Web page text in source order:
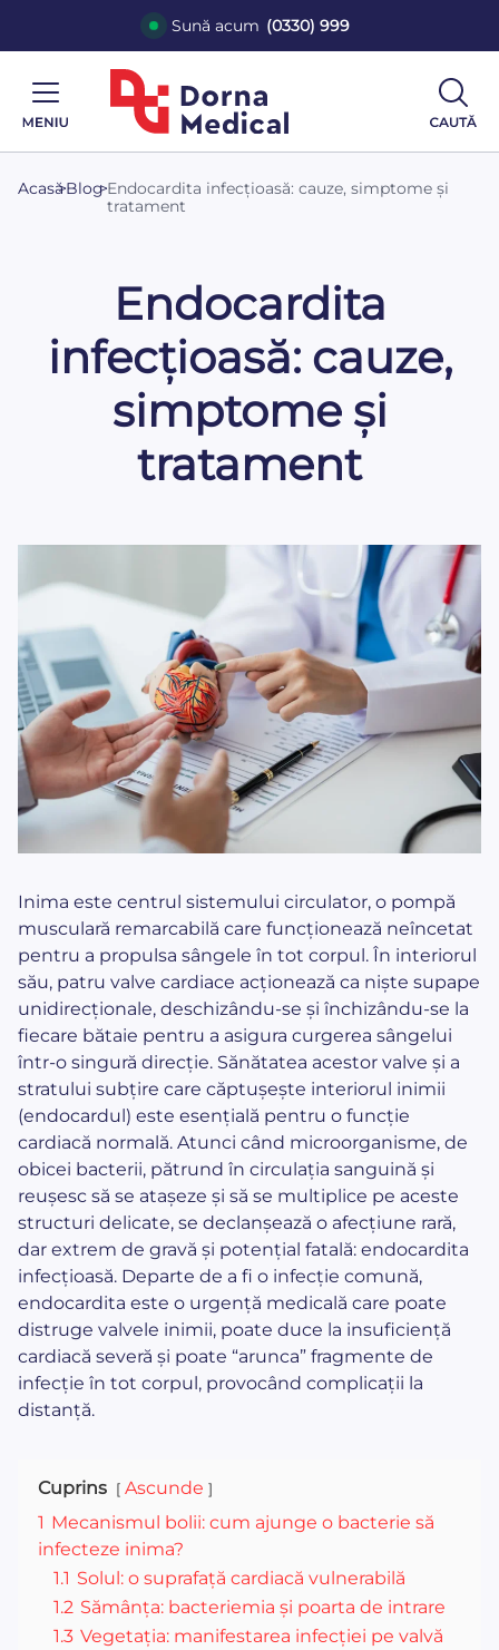
Sună acum (0330) 999
Acasă>Blog>Endocardita infecțioasă: cauze, simptome și
tratament
Endocardita
infecțioasă: cauze,
simptome și
tratament
Inima este centrul sistemului circulator, o pompă
musculară remarcabilă care funcționează neîncetat
pentru a propulsa sângele în tot corpul. În interiorul
său, patru valve cardiace acționează ca niște supape
unidirecționale, deschizându-se și închizându-se la
fiecare bătaie pentru a asigura curgerea sângelui
într-o singură direcție. Sănătatea acestor valve și a
stratului subțire care căptușește interiorul inimii
(endocardul) este esențială pentru o funcție
cardiacă normală. Atunci când microorganisme, de
obicei bacterii, pătrund în circulația sanguină și
reușesc să se atașeze și să se multiplice pe aceste
structuri delicate, se declanșează o afecțiune rară,
dar extrem de gravă și potențial fatală: endocardita
infecțioasă. Departe de a fi o infecție comună,
endocardita este o urgență medicală care poate
distruge valvele inimii, poate duce la insuficiență
cardiacă severă și poate “arunca” fragmente de
infecție în tot corpul, provocând complicații la
distanță.
Cuprins
Ascunde
1 Mecanismul bolii: cum ajunge o bacterie să
infecteze inima?
1.1 Solul: o suprafață cardiacă vulnerabilă
1.2 Sămânța: bacteriemia și poarta de intrare
1.3 Vegetația: manifestarea infecției pe valvă